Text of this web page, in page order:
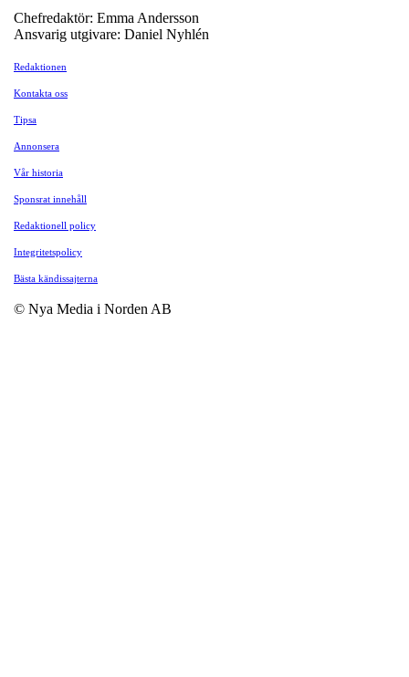
Chefredaktör: Emma Andersson
Ansvarig utgivare: Daniel Nyhlén
Redaktionen
Kontakta oss
Tipsa
Annonsera
Vår historia
Sponsrat innehåll
Redaktionell policy
Integritetspolicy
Bästa kändissajterna
© Nya Media i Norden AB